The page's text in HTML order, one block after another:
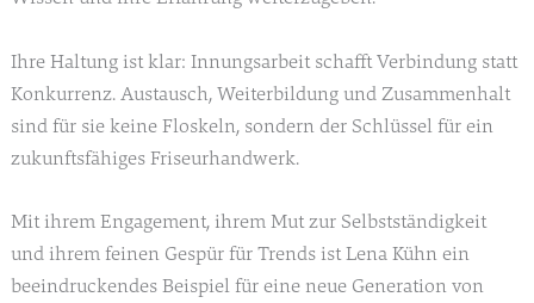
Ihre Haltung ist klar: Innungsarbeit schafft Verbindung statt
Konkurrenz. Austausch, Weiterbildung und Zusammenhalt
sind für sie keine Floskeln, sondern der Schlüssel für ein
zukunftsfähiges Friseurhandwerk.
Mit ihrem Engagement, ihrem Mut zur Selbstständigkeit
und ihrem feinen Gespür für Trends ist Lena Kühn ein
beeindruckendes Beispiel für eine neue Generation von